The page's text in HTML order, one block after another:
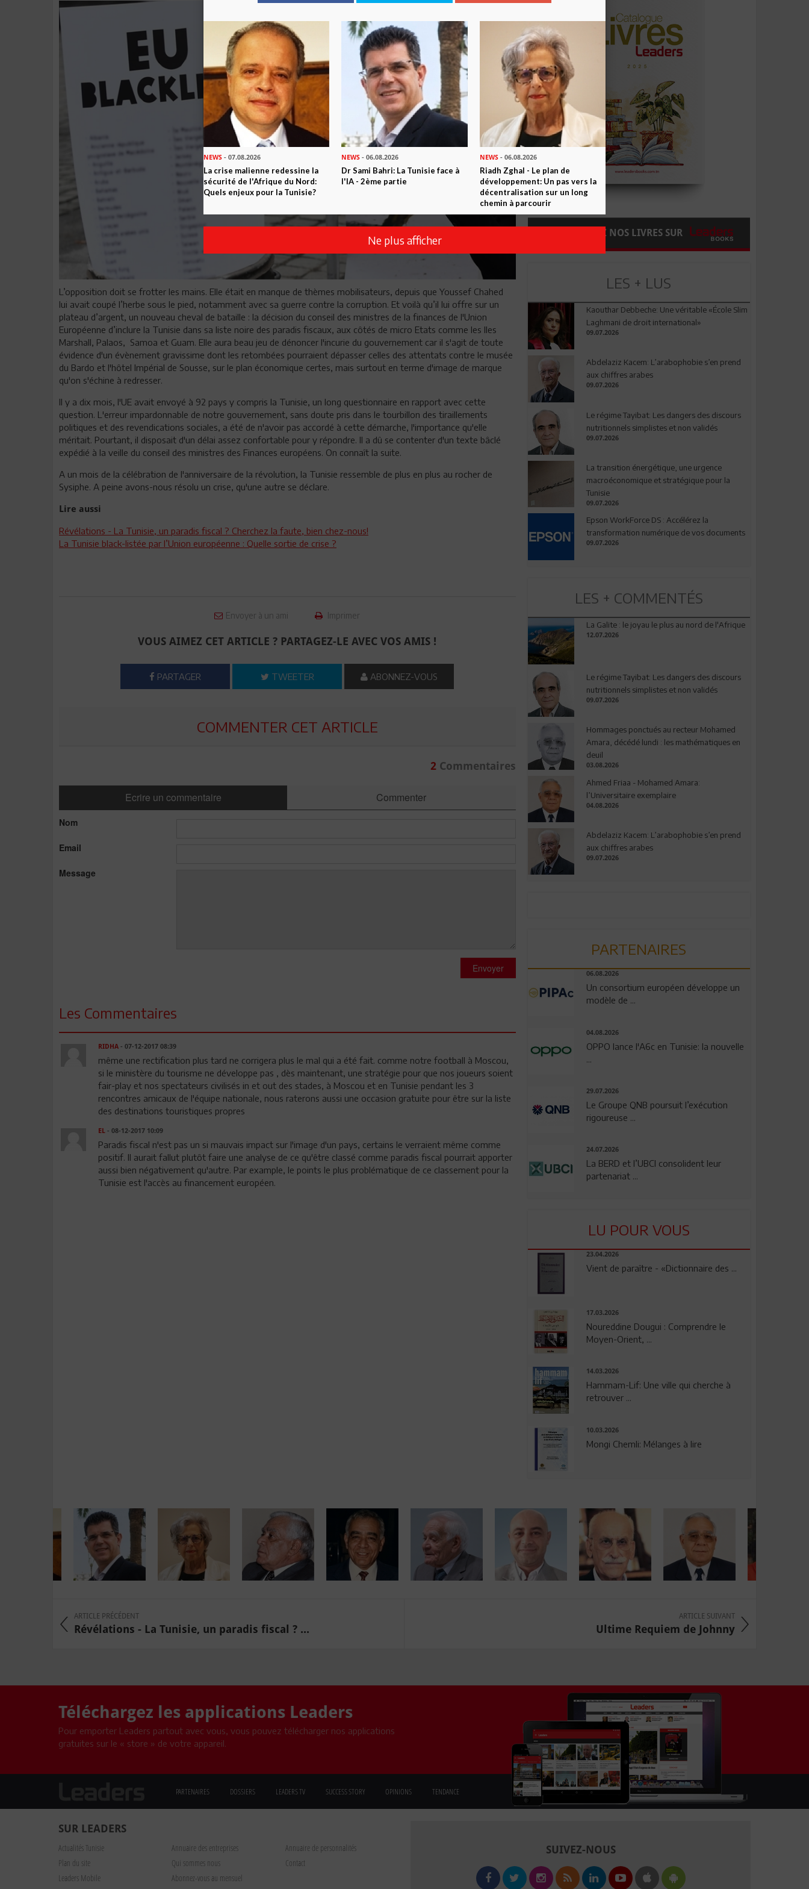
L’opposition doit se frotter les mains. Elle était en manque de thèmes mobilisateurs, depuis que Youssef Chahed
lui avait coupé l’herbe sous le pied, notamment avec sa guerre contre la corruption. Et voilà qu’il lui offre sur un
plateau d’argent, un nouveau cheval de bataille : la décision du conseil des ministres de la finances de l'Union
Européenne d’inclure la Tunisie dans sa liste noire des paradis fiscaux, aux côtés de micro Etats comme les Iles
Marshall, Palaos, Samoa et Guam. Elle aura beau jeu de dénoncer l'incurie du gouvernement car il s'agit de toute
évidence d'un évènement gravissime dont les retombées pourraient dépasser celles des attentats contre le musée
du Bardo et l'hôtel Impérial de Sousse, sur le plan économique certes, mais surtout en terme d'image de marque
qu'on s'échine à redresser.
Il y a dix mois, l'UE avait envoyé à 92 pays y compris la Tunisie, un long questionnaire en rapport avec cette
question. L'erreur impardonnable de notre gouvernement, sans doute pris dans le tourbillon des tiraillements
politiques et des revendications sociales, a été de n'avoir pas accordé à cette démarche, l'importance qu'elle
méritait. Pourtant, il disposait d'un délai assez confortable pour y répondre. Il a dû se contenter d'un texte bâclé
expédié à la veille du conseil des ministres des Finances européens. On connaît la suite.
A un mois de la célébration de l'anniversaire de la révolution, la Tunisie ressemble de plus en plus au rocher de
Sysiphe. A peine avons-nous résolu un crise, qu'une autre se déclare.
Lire aussi
Révélations - La Tunisie, un paradis fiscal ? Cherchez la faute, bien chez-nous!
La Tunisie black-listée par l’Union européenne : Quelle sortie de crise ?
Envoyer à un ami Imprimer
VOUS AIMEZ CET ARTICLE ? PARTAGEZ-LE AVEC VOS AMIS !
PARTAGER TWEETER ABONNEZ-VOUS
COMMENTER CET ARTICLE
2Commentaires
Ecrire un commentaire Commenter
Nom
Email
Message
Envoyer
Les Commentaires
RIDHA- 07-12-2017 08:39
même une rectification plus tard ne corrigera plus le mal qui a été fait. comme notre football à Moscou,
si le ministère du tourisme ne développe pas , dès maintenant, une stratégie pour que nos joueurs soient
fair-play et nos spectateurs civilisés in et out des stades, à Moscou et en Tunisie pendant les 3
rencontres amicaux de l'équipe nationale, nous raterons aussi une occasion gratuite pour être sur la liste
des destinations touristiques propres
EL- 08-12-2017 10:09
Paradis fiscal n'est pas un si mauvais impact sur l'image d'un pays, certains le verraient même comme
positif. Il aurait fallut plutôt faire une analyse de ce qu'être classé comme paradis fiscal pourrait apporter
aussi bien négativement qu'autre. Par example, le points le plus problématique de ce classement pour la
Tunisie est l'accès au financement européen.
COMMANDEZ NOS LIVRES SUR
LES + LUS
Kaouthar Debbeche: Une véritable «École Slim
Laghmani de droit international»
09.07.2026
Abdelaziz Kacem: L’arabophobie s’en prend
aux chiffres arabes
09.07.2026
Le régime Tayibat: Les dangers des discours
nutritionnels simplistes et non validés
09.07.2026
La transition énergétique, une urgence
macroéconomique et stratégique pour la
Tunisie
09.07.2026
Epson WorkForce DS : Accélérez la
transformation numérique de vos documents
09.07.2026
LES + COMMENTÉS
La Galite : le joyau le plus au nord de l'Afrique
12.07.2026
Le régime Tayibat: Les dangers des discours
nutritionnels simplistes et non validés
09.07.2026
Hommages ponctués au recteur Mohamed
Amara, décédé lundi : les mathématiques en
deuil
03.08.2026
Ahmed Friaa - Mohamed Amara:
l’Universitaire exemplaire
04.08.2026
Abdelaziz Kacem: L’arabophobie s’en prend
aux chiffres arabes
09.07.2026
PARTENAIRES
06.08.2026
Un consortium européen développe un
modèle de ...
04.08.2026
OPPO lance l'A6c en Tunisie: la nouvelle
...
29.07.2026
Le Groupe QNB poursuit l’exécution
rigoureuse ...
24.07.2026
La BERD et l’UBCI consolident leur
partenariat ...
LU POUR VOUS
23.04.2026
Vient de paraître - «Dictionnaire des ...
17.03.2026
Noureddine Dougui : Comprendre le
Moyen-Orient, ...
14.03.2026
Hammam-Lif: Une ville qui cherche à
retrouver ...
10.03.2026
Mongi Chemli: Mélanges à lire
ARTICLE PRÉCÉDENT
Révélations - La Tunisie, un paradis fiscal ? ...
ARTICLE SUIVANT
Ultime Requiem de Johnny
Téléchargez les applications Leaders
Pour emporter Leaders partout avec vous, vous pouvez télécharger nos applications
gratuites sur le « store » de votre appareil.
PARTENAIRES DOSSIERS LEADERS TV SUCCESS STORY OPINIONS TENDANCE
SUR LEADERS
Actualités Tunisie Annuaire des entreprises
Annuaire de personnalités
Plan du site
Qui sommes nous
Contact
Leaders Mobile
Abonnez-vous au mensuel
SUIVEZ-NOUS
NEWS - 07.08.2026
La crise malienne redessine la
sécurité de l'Afrique du Nord:
Quels enjeux pour la Tunisie?
NEWS - 06.08.2026
Dr Sami Bahri: La Tunisie face à
l'IA - 2ème partie
NEWS- 06.08.2026
Riadh Zghal - Le plan de
développement: Un pas vers la
décentralisation sur un long
chemin à parcourir
Ne plus afficher